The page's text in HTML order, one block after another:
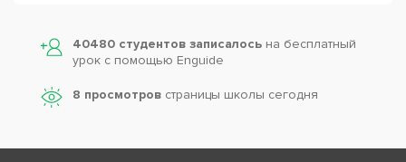
40480 студентов записалось на бесплатный
урок с помощью Enguide
8 просмотров страницы школы сегодня